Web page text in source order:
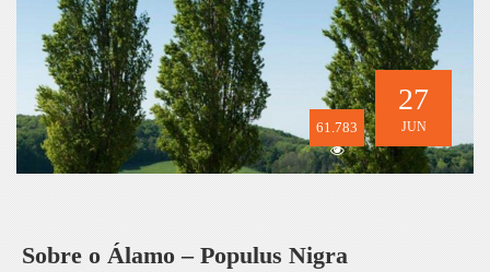
61.783
27
JUN
Sobre o Álamo – Populus Nigra